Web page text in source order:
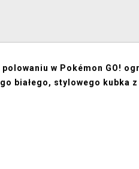
w Pokémon GO!
białego, stylowego kubka z